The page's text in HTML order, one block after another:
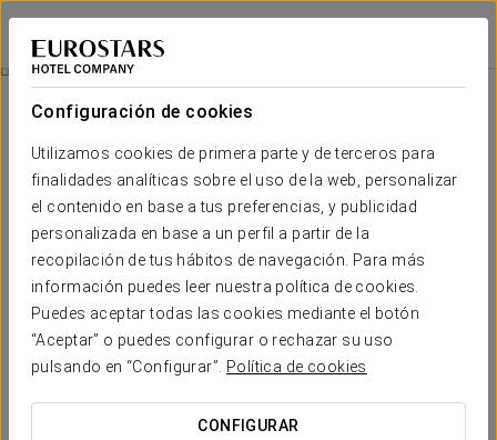
Configuración de cookies
Utilizamos cookies de primera parte y de terceros para
finalidades analíticas sobre el uso de la web, personalizar
el contenido en base a tus preferencias, y publicidad
personalizada en base a un perfil a partir de la
recopilación de tus hábitos de navegación. Para más
información puedes leer nuestra política de cookies.
Puedes aceptar todas las cookies mediante el botón
“Aceptar” o puedes configurar o rechazar su uso
pulsando en “Configurar”.
Política de cookies
CONFIGURAR
Tandem Ancha 34
CÁDIZ
Suites
Suites
El confort y descanso que necesitas
En Tandem Ancha 34 podrás disfrutar de las comodidades de unas
suites totalmente reformadas y equipadas con todo tipo de
servicios. Además, podrás disfrutar de conexión Wi-Fi gratuita,
cocina, baño completo y sala de estar para que disfrutes al máximo
de tu estancia en Cádiz.
SERVICIOS DESTACADOS
Suites